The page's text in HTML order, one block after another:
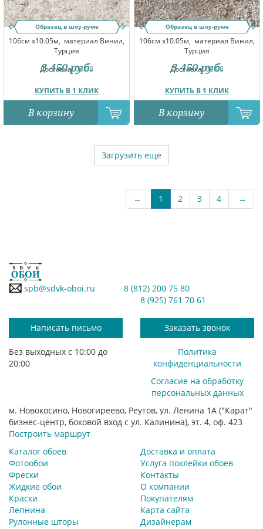
Образец в шоу-руме
106см x10.05м, материал Винил,
Турция
Доставка:08.08
КУПИТЬ В 1 КЛИК
3 450 руб.
В корзину
Образец в шоу-руме
106см x10.05м, материал Винил,
Турция
Доставка:08.08
КУПИТЬ В 1 КЛИК
3 450 руб.
В корзину
Загрузить еще
← 1 2 3 4 →
spb@sdvk-oboi.ru
8 (812) 200 75 80
8 (925) 761 70 61
Написать письмо Заказать звонок
Без выходных с 10:00 до
20:00
Политика
конфиденциальности
Согласие на обработку
персональных данных
м. Новокосино, Новогиреево, Реутов, ул. Ленина 1А ("Карат"
бизнес-центр, боковой вход с ул. Калинина), эт. 4, оф. 423
Построить маршрут
Каталог обоев
Фотообои
Фрески
Жидкие обои
Краски
Лепнина
Рулонные шторы
Доставка и оплата
Услуга поклейки обоев
Контакты
О компании
Покупателям
Карта сайта
Дизайнерам